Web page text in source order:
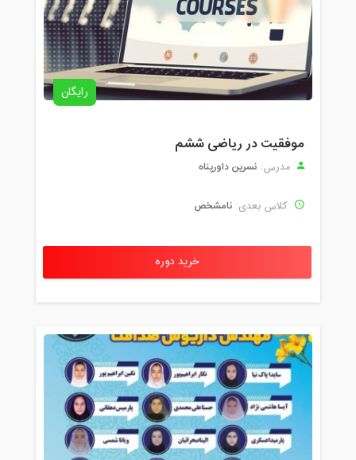
رایگان
موفقیت در ریاضی ششم
مدرس: نسرین داورپناه
کلاس بعدی: نامشخص
خرید دوره